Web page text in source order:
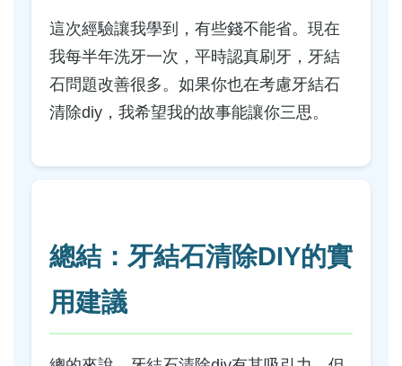
這次經驗讓我學到，有些錢不能省。現在
我每半年洗牙一次，平時認真刷牙，牙結
石問題改善很多。如果你也在考慮牙結石
清除diy，我希望我的故事能讓你三思。
總結：牙結石清除DIY的實
用建議